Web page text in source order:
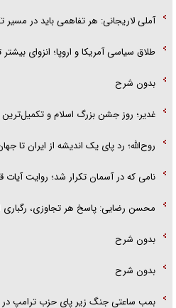
آملی لاریجانی: هر تفاهمی باید در مسیر
طلاق سیاسی آمریکا و اروپا؛ انزوای
بدون شرح
غدیر؛ روز جشن بزرگ اسلام و
روح‌الله؛ رد پای یک اندیشه از ایران تا
نامی که در آسمان تکرار شد؛ روایت آیات
محسن رضایی: پاسخ هر تجاوزی،
بدون شرح
بدون شرح
بمب ساعتی جنگ زیر پای حزب ترام‍پ در